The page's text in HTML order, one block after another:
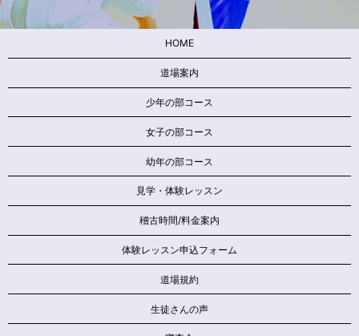
HOME
道場案内
少年の部コース
女子の部コース
幼年の部コース
見学・体験レッスン
稽古時間/料金案内
体験レッスン申込フォーム
道場規約
生徒さんの声